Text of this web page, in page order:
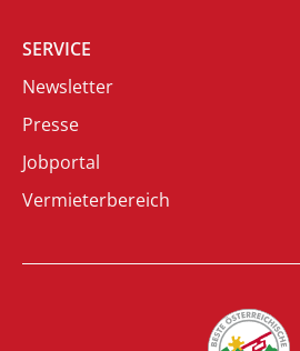
SERVICE
Newsletter
Presse
Jobportal
Vermieterbereich